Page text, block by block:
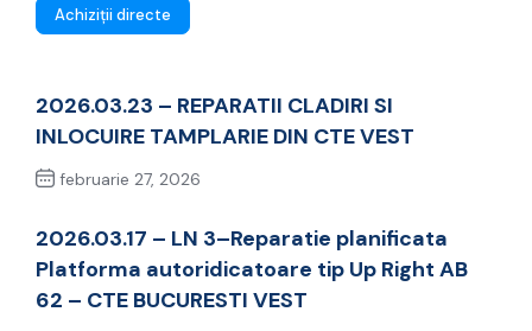
Achiziții directe
2026.03.23 – REPARATII CLADIRI SI
INLOCUIRE TAMPLARIE DIN CTE VEST
februarie 27, 2026
2026.03.17 – LN 3–Reparatie planificata
Platforma autoridicatoare tip Up Right AB
62 – CTE BUCURESTI VEST